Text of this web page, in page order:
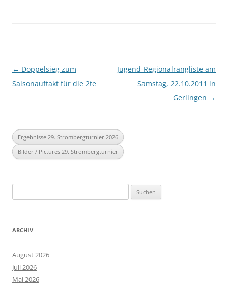
Beitragsnavigation
← Doppelsieg zum
Saisonauftakt für die 2te
Jugend-Regionalrangliste am
Samstag, 22.10.2011 in
Gerlingen →
Ergebnisse 29. Strombergturnier 2026
Bilder / Pictures 29. Strombergturnier
nach:
ARCHIV
August 2026
Juli 2026
Mai 2026